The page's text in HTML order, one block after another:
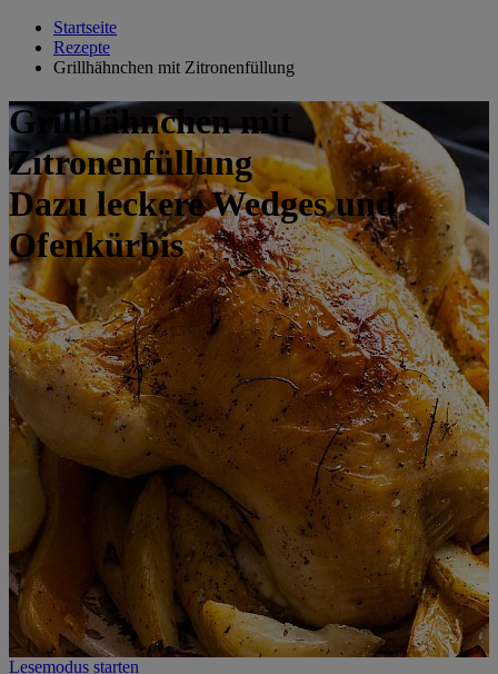
Startseite
Rezepte
Grillhähnchen mit Zitronenfüllung
Grillhähnchen mit
Zitronenfüllung
Dazu leckere Wedges und
Ofenkürbis
Lesemodus starten